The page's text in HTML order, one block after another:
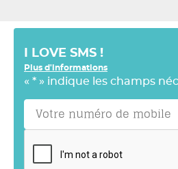
I LOVE SMS !
Plus d'informations
« * » indique les champs